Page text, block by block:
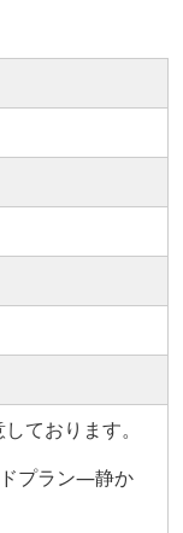
ております。
プラン―静か